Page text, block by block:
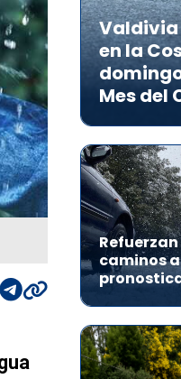
en la
Mes del
caminos